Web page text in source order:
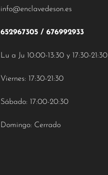
info@enclavedeson.es
652967305/ 676992933
Lu a Ju 10:00-13:30 y 17:30-21:30
Viernes: 17:30-21:30
Sábado: 17:00-20:30
Domingo: Cerrado